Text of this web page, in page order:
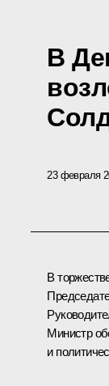
В
23 февраля
В
Министр
и